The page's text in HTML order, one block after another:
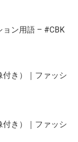
ョン用語 – #CBK
付き）｜ファッシ
付き）｜ファッシ